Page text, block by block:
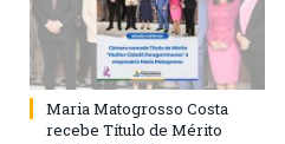
Maria Matogrosso Costa
recebe Título de Mérito